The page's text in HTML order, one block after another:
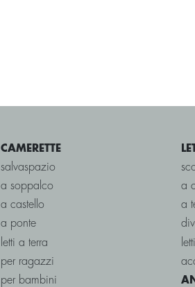
CAMERETTE
salvaspazio
a soppalco
a castello
a ponte
letti a terra
per ragazzi
per bambini
a
a